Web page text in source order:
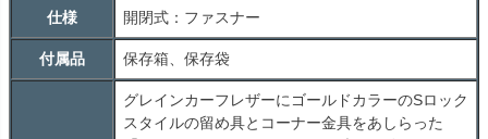
仕様 開閉式：ファスナー
付属品 保存箱、保存袋
グレインカーフレザーにゴールドカラーのSロック
スタイルの留め具とコーナー金具をあしらった